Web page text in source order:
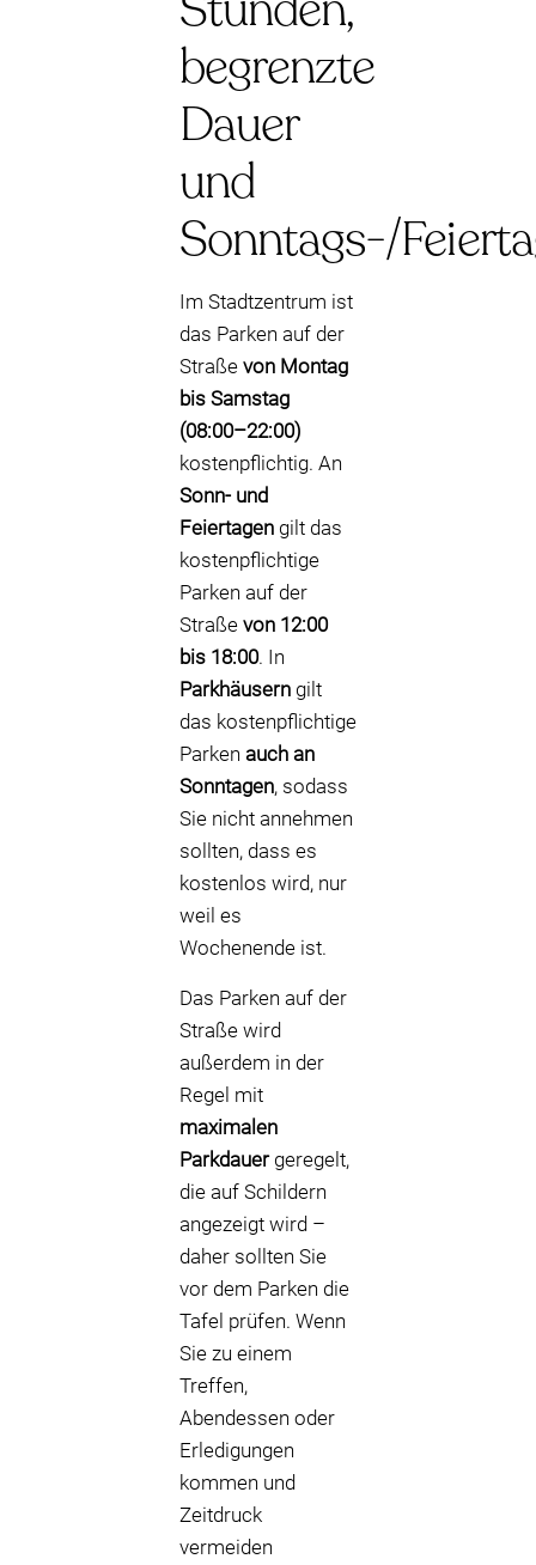
begrenzte
Dauer
und
Sonntags-/
Im Stadtzentrum ist
das Parken auf der
Straße von Montag
bis Samstag
(08:00–22:00)
kostenpflichtig. An
Sonn- und
Feiertagen gilt das
kostenpflichtige
Parken auf der
Straße von 12:00
bis 18:00. In
Parkhäusern gilt
das kostenpflichtige
Parken auch an
Sonntagen, sodass
Sie nicht annehmen
sollten, dass es
kostenlos wird, nur
weil es
Wochenende ist.
Das Parken auf der
Straße wird
außerdem in der
Regel mit
maximalen
Parkdauergeregelt,
die auf Schildern
angezeigt wird –
daher sollten Sie
vor dem Parken die
Tafel prüfen. Wenn
Sie zu einem
Treffen,
Abendessen oder
Erledigungen
kommen und
Zeitdruck
vermeiden